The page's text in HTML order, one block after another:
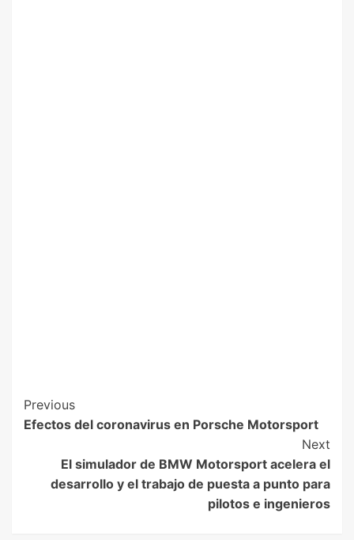
Previous
Efectos del coronavirus en Porsche Motorsport
Next
El simulador de BMW Motorsport acelera el
desarrollo y el trabajo de puesta a punto para
pilotos e ingenieros